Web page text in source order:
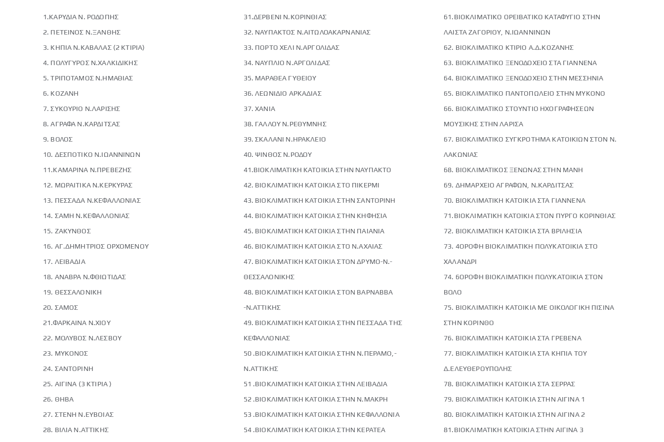
1.ΚΑΡΥΔΙΑ Ν. ΡΟΔΟΠΗΣ
2. ΠΕΤΕΙΝΟΣ Ν.ΞΑΝΘΗΣ
3. ΚΗΠΙΑ Ν.ΚΑΒΑΛΑΣ (2 ΚΤΙΡΙΑ)
4. ΠΟΛΥΓΥΡΟΣ Ν.ΧΑΛΚΙΔΙΚΗΣ
5. ΤΡΙΠΟΤΑΜΟΣ Ν.ΗΜΑΘΙΑΣ
6. ΚΟΖΑΝΗ
7. ΣΥΚΟΥΡΙΟ Ν.ΛΑΡΙΣΗΣ
8. ΑΓΡΑΦΑ Ν.ΚΑΡΔΙΤΣΑΣ
9. ΒΟΛΟΣ
10. ΔΕΣΠΟΤΙΚΟ Ν.ΙΩΑΝΝΙΝΩΝ
11.ΚΑΜΑΡΙΝΑ Ν.ΠΡΕΒΕΖΗΣ
12. ΜΩΡΑΙΤΙΚΑ Ν.ΚΕΡΚΥΡΑΣ
13. ΠΕΣΣΑΔΑ Ν.ΚΕΦΑΛΛΟΝΙΑΣ
14. ΣΑΜΗ Ν.ΚΕΦΑΛΛΟΝΙΑΣ
15. ΖΑΚΥΝΘΟΣ
16. ΑΓ.ΔΗΜΗΤΡΙΟΣ ΟΡΧΟΜΕΝΟΥ
17. ΛΕΙΒΑΔΙΑ
18. ΑΝΑΒΡΑ Ν.ΦΘΙΩΤΙΔΑΣ
19. ΘΕΣΣΑΛΟΝΙΚΗ
20. ΣΑΜΟΣ
21.ΦΑΡΚΑΙΝΑ Ν.ΧΙΟΥ
22. ΜΟΛΥΒΟΣ Ν.ΛΕΣΒΟΥ
23. ΜΥΚΟΝΟΣ
24. ΣΑΝΤΟΡΙΝΗ
25. ΑΙΓΙΝΑ (3 ΚΤΙΡΙΑ )
26. ΘΗΒΑ
27. ΣΤΕΝΗ Ν.ΕΥΒΟΙΑΣ
28. ΒΙΛΙΑ Ν.ΑΤΤΙΚΗΣ
31.ΔΕΡΒΕΝΙ Ν.ΚΟΡΙΝΘΙΑΣ
32. ΝΑΥΠΑΚΤΟΣ Ν.ΑΙΤΩΛΟΑΚΑΡΝΑΝΙΑΣ
33. ΠΟΡΤΟ ΧΕΛΙ Ν.ΑΡΓΟΛΙΔΑΣ
34. ΝΑΥΠΛΙΟ Ν.ΑΡΓΟΛΙΔΑΣ
35. ΜΑΡΑΘΕΑ ΓΥΘΕΙΟΥ
36. ΛΕΩΝΙΔΙΟ ΑΡΚΑΔΙΑΣ
37. ΧΑΝΙΑ
38. ΓΑΛΛΟΥ Ν.ΡΕΘΥΜΝΗΣ
39. ΣΚΑΛΑΝΙ Ν.ΗΡΑΚΛΕΙΟ
40. ΨΙΝΘΟΣ Ν.ΡΟΔΟΥ
41.ΒΙΟΚΛΙΜΑΤΙΚΗ ΚΑΤΟΙΚΙΑ ΣΤΗΝ ΝΑΥΠΑΚΤΟ
42. ΒΙΟΚΛΙΜΑΤΙΚΗ ΚΑΤΟΙΚΙΑ ΣΤΟ ΠΙΚΕΡΜΙ
43. ΒΙΟΚΛΙΜΑΤΙΚΗ ΚΑΤΟΙΚΙΑ ΣΤΗΝ ΣΑΝΤΟΡΙΝΗ
44. ΒΙΟΚΛΙΜΑΤΙΚΗ ΚΑΤΟΙΚΙΑ ΣΤΗΝ ΚΗΦΗΣΙΑ
45. ΒΙΟΚΛΙΜΑΤΙΚΗ ΚΑΤΟΙΚΙΑ ΣΤΗΝ ΠΑΙΑΝΙΑ
46. ΒΙΟΚΛΙΜΑΤΙΚΗ ΚΑΤΟΙΚΙΑ ΣΤΟ Ν.ΑΧΑΙΑΣ
47. ΒΙΟΚΛΙΜΑΤΙΚΗ ΚΑΤΟΙΚΙΑ ΣΤΟΝ ΔΡΥΜΟ-Ν.-
ΘΕΣΣΑΛΟΝΙΚΗΣ
48. ΒΙΟΚΛΙΜΑΤΙΚΗ ΚΑΤΟΙΚΙΑ ΣΤΟΝ ΒΑΡΝΑΒΒΑ
-Ν.ΑΤΤΙΚΗΣ
49. ΒΙΟΚΛΙΜΑΤΙΚΗ ΚΑΤΟΙΚΙΑ ΣΤΗΝ ΠΕΣΣΑΔΑ ΤΗΣ
ΚΕΦΑΛΛΟΝΙΑΣ
50 .ΒΙΟΚΛΙΜΑΤΙΚΗ ΚΑΤΟΙΚΙΑ ΣΤΗΝ Ν.ΠΕΡΑΜΟ,-
Ν.ΑΤΤΙΚΗΣ
51 .ΒΙΟΚΛΙΜΑΤΙΚΗ ΚΑΤΟΙΚΙΑ ΣΤΗΝ ΛΕΙΒΑΔΙΑ
52 .ΒΙΟΚΛΙΜΑΤΙΚΗ ΚΑΤΟΙΚΙΑ ΣΤΗΝ Ν.ΜΑΚΡΗ
53 .ΒΙΟΚΛΙΜΑΤΙΚΗ ΚΑΤΟΙΚΙΑ ΣΤΗΝ ΚΕΦΑΛΛΟΝΙΑ
54 .ΒΙΟΚΛΙΜΑΤΙΚΗ ΚΑΤΟΙΚΙΑ ΣΤΗΝ ΚΕΡΑΤΕΑ
61.ΒΙΟΚΛΙΜΑΤΙΚΟ ΟΡΕΙΒΑΤΙΚΟ ΚΑΤΑΦΥΓΙΟ ΣΤΗΝ
ΛΑΙΣΤΑ ΖΑΓΟΡΙΟΥ, Ν.ΙΩΑΝΝΙΝΩΝ
62. ΒΙΟΚΛΙΜΑΤΙΚΟ ΚΤΙΡΙΟ Α.Δ.ΚΟΖΑΝΗΣ
63. ΒΙΟΚΛΙΜΑΤΙΚΟ ΞΕΝΟΔΟΧΕΙΟ ΣΤΑ ΓΙΑΝΝΕΝΑ
64. ΒΙΟΚΛΙΜΑΤΙΚΟ ΞΕΝΟΔΟΧΕΙΟ ΣΤΗΝ ΜΕΣΣΗΝΙΑ
65. ΒΙΟΚΛΙΜΑΤΙΚΟ ΠΑΝΤΟΠΩΛΕΙΟ ΣΤΗΝ ΜΥΚΟΝΟ
66. ΒΙΟΚΛΙΜΑΤΙΚΟ ΣΤΟΥΝΤΙΟ ΗΧΟΓΡΑΦΗΣΕΩΝ
ΜΟΥΣΙΚΗΣ ΣΤΗΝ ΛΑΡΙΣΑ
67. ΒΙΟΚΛΙΜΑΤΙΚΟ ΣΥΓΚΡΟΤΗΜΑ ΚΑΤΟΙΚΙΩΝ ΣΤΟΝ Ν.
ΛΑΚΩΝΙΑΣ
68. ΒΙΟΚΛΙΜΑΤΙΚΟΣ ΞΕΝΩΝΑΣ ΣΤΗΝ ΜΑΝΗ
69. ΔΗΜΑΡΧΕΙΟ ΑΓΡΑΦΩΝ, Ν.ΚΑΡΔΙΤΣΑΣ
70. ΒΙΟΚΛΙΜΑΤΙΚΗ ΚΑΤΟΙΚΙΑ ΣΤΑ ΓΙΑΝΝΕΝΑ
71.ΒΙΟΚΛΙΜΑΤΙΚΗ ΚΑΤΟΙΚΙΑ ΣΤΟΝ ΠΥΡΓΟ ΚΟΡΙΝΘΙΑΣ
72. ΒΙΟΚΛΙΜΑΤΙΚΗ ΚΑΤΟΙΚΙΑ ΣΤΑ ΒΡΙΛΗΣΙΑ
73. 4ΟΡΟΦΗ ΒΙΟΚΛΙΜΑΤΙΚΗ ΠΟΛΥΚΑΤΟΙΚΙΑ ΣΤΟ
ΧΑΛΑΝΔΡΙ
74. 6ΟΡΟΦΗ ΒΙΟΚΛΙΜΑΤΙΚΗ ΠΟΛΥΚΑΤΟΙΚΙΑ ΣΤΟΝ
ΒΟΛΟ
75. ΒΙΟΚΛΙΜΑΤΙΚΗ ΚΑΤΟΙΚΙΑ ΜΕ ΟΙΚΟΛΟΓΙΚΗ ΠΙΣΙΝΑ
ΣΤΗΝ ΚΟΡΙΝΘΟ
76. ΒΙΟΚΛΙΜΑΤΙΚΗ ΚΑΤΟΙΚΙΑ ΣΤΑ ΓΡΕΒΕΝΑ
77. ΒΙΟΚΛΙΜΑΤΙΚΗ ΚΑΤΟΙΚΙΑ ΣΤΑ ΚΗΠΙΑ ΤΟΥ
Δ.ΕΛΕΥΘΕΡΟΥΠΟΛΗΣ
78. ΒΙΟΚΛΙΜΑΤΙΚΗ ΚΑΤΟΙΚΙΑ ΣΤΑ ΣΕΡΡΑΣ
79. ΒΙΟΚΛΙΜΑΤΙΚΗ ΚΑΤΟΙΚΙΑ ΣΤΗΝ ΑΙΓΙΝΑ 1
80. ΒΙΟΚΛΙΜΑΤΙΚΗ ΚΑΤΟΙΚΙΑ ΣΤΗΝ ΑΙΓΙΝΑ 2
81.ΒΙΟΚΛΙΜΑΤΙΚΗ ΚΑΤΟΙΚΙΑ ΣΤΗΝ ΑΙΓΙΝΑ 3